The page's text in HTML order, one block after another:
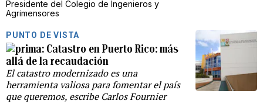
Presidente del Colegio de Ingenieros y
Agrimensores
PUNTO DE VISTA
Catastro en Puerto Rico: más
allá de la recaudación
El catastro modernizado es una
herramienta valiosa para fomentar el país
que queremos, escribe Carlos Fournier